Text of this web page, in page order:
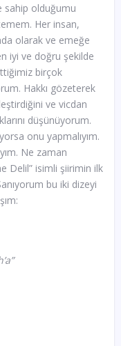
sahip olduğumu
Her insan,
olarak ve emeğe
iyi ve doğru şekilde
birçok
Hakkı gözeterek
ve vicdan
düşünüyorum.
onu yapmalıyım.
Ne zaman
Delil” isimli şiirimin ilk
bu iki dizeyi